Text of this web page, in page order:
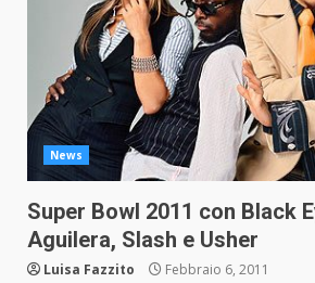
News
Super Bowl 2011 con Black
Aguilera, Slash e Usher
Luisa Fazzito Febbraio 6, 2011